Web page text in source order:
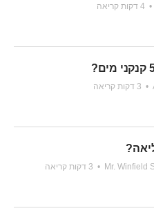
•
•
Mr. Winfield
•